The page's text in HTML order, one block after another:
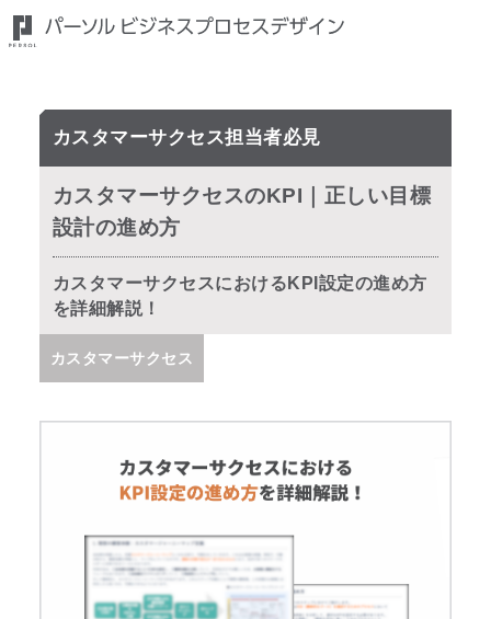
カスタマーサクセス担当者必見
カスタマーサクセスのKPI｜正しい目標
設計の進め方
カスタマーサクセスにおけるKPI設定の進め方
を詳細解説！
カスタマーサクセス